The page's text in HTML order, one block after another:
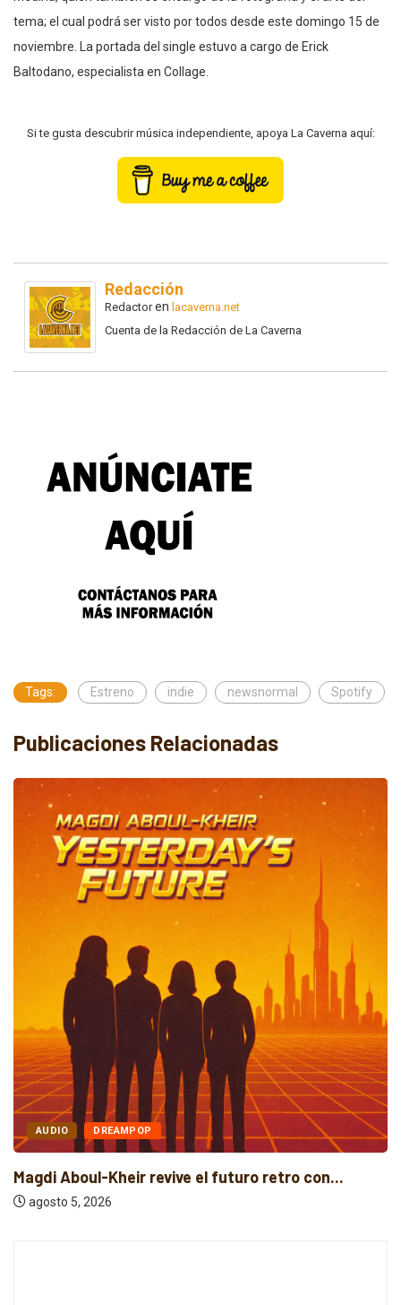
tema; el cual podrá ser visto por todos desde este domingo 15 de
noviembre. La portada del single estuvo a cargo de Erick
Baltodano, especialista en Collage.
Si te gusta descubrir música independiente, apoya La Caverna aquí:
Redacción
Redactoren lacaverna.net
Cuenta de la Redacción de La Caverna
Tags: Estreno indie newsnormal Spotify
Publicaciones Relacionadas
AUDIO DREAMPOP
Magdi Aboul-Kheir revive el futuro retro con...
agosto 5, 2026